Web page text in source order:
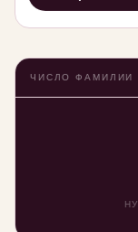
ЧИСЛО ФАМИЛИИ